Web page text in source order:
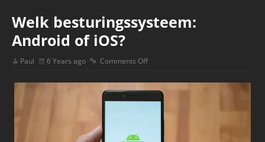
Welk besturingssysteem:
Android of iOS?
Paul 6 Years ago Comments Off